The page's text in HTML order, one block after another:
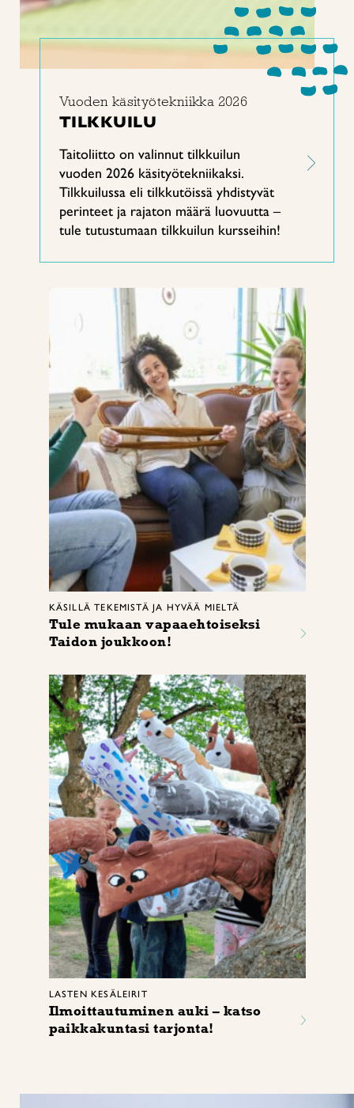
Vuoden käsityötekniikka 2026
TILKKUILU
Taitoliitto on valinnut tilkkuilun
vuoden 2026 käsityötekniikaksi.
Tilkkuilussa eli tilkkutöissä yhdistyvät
perinteet ja rajaton määrä luovuutta –
tule tutustumaan tilkkuilun kursseihin!
KÄSILLÄ TEKEMISTÄ JA HYVÄÄ MIELTÄ
Tule mukaan vapaaehtoiseksi
Taidon joukkoon!
LASTEN KESÄLEIRIT
Ilmoittautuminen auki – katso
paikkakuntasi tarjonta!